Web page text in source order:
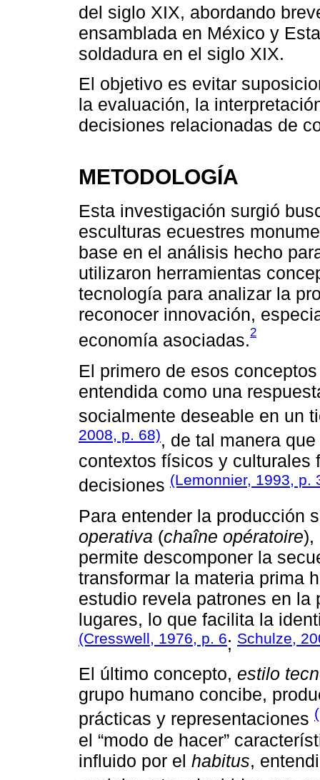
del siglo XIX, abordando
ensamblada en México y
soldadura en el siglo XIX.
El objetivo es evitar
la evaluación, la
decisiones relacionadas de
METODOLOGÍA
Esta investigación surgió
esculturas ecuestres
base en el análisis hecho
utilizaron herramientas
tecnología para analizar la
reconocer innovación,
economía asociadas.2
El primero de esos
entendida como una
socialmente deseable en un
2008, p. 68), de tal manera
contextos físicos y culturales
decisiones (Lemonnier, 1993, p.
Para entender la producción
operativa (chaîne opératoire),
permite descomponer la
transformar la materia prima
estudio revela patrones en
lugares, lo que facilita la
(Cresswell, 1976, p. 6; Schulze,
El último concepto, estilo
grupo humano concibe,
prácticas y representaciones
el “modo de hacer”
influido por el habitus,